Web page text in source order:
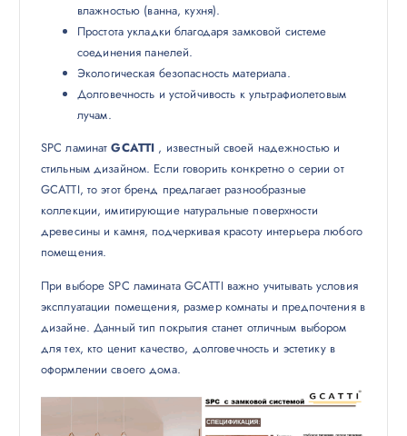
влажностью (ванна, кухня).
Простота укладки благодаря замковой системе
соединения панелей.
Экологическая безопасность материала.
Долговечность и устойчивость к ультрафиолетовым
лучам.
SPC ламинатGCATTI , известный своей надежностью и
стильным дизайном. Если говорить конкретно о серии от
GCATTI, то этот бренд предлагает разнообразные
коллекции, имитирующие натуральные поверхности
древесины и камня, подчеркивая красоту интерьера любого
помещения.
При выборе SPC ламината GCATTI важно учитывать условия
эксплуатации помещения, размер комнаты и предпочтения в
дизайне. Данный тип покрытия станет отличным выбором
для тех, кто ценит качество, долговечность и эстетику в
оформлении своего дома.